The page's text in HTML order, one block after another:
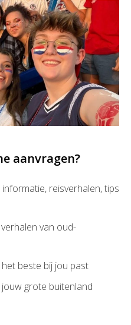
aanvragen?
reisverhalen, tips
van oud-
beste bij jou past
grote buitenland